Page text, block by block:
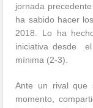
jornada
ha sabido hacer
2018. Lo ha
iniciativa desde
mínima (2-3).
Ante un rival que
momento,